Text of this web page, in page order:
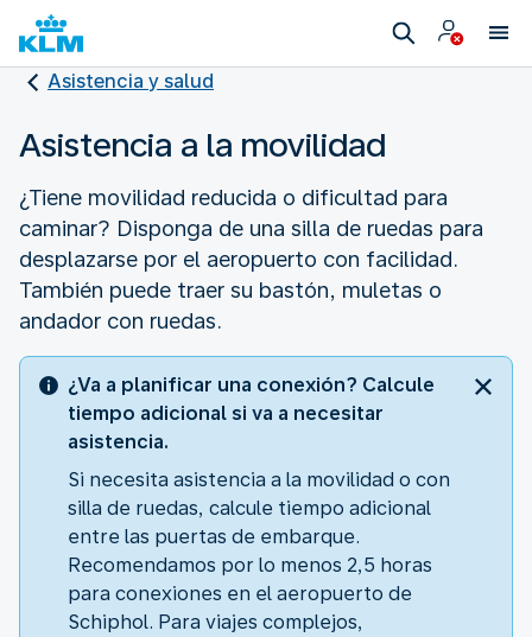
Asistencia y salud
Asistencia a la movilidad
¿Tiene movilidad reducida o dificultad para
caminar? Disponga de una silla de ruedas para
desplazarse por el aeropuerto con facilidad.
También puede traer su bastón, muletas o
andador con ruedas.
¿Va a planificar una conexión? Calcule
tiempo adicional si va a necesitar
asistencia.
Si necesita asistencia a la movilidad o con
silla de ruedas, calcule tiempo adicional
entre las puertas de embarque.
Recomendamos por lo menos 2,5 horas
para conexiones en el aeropuerto de
Schiphol. Para viajes complejos,